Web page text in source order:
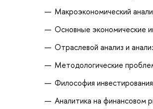
Макроэкономический
Основные экономические
Отраслевой анализ и
Методологические
Философия
Аналитика на финансовом